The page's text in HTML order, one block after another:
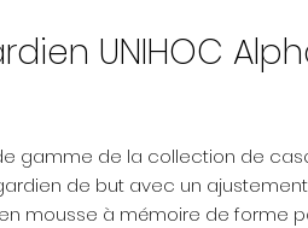
UNIHOC
gamme de la collection de
de but avec un
mousse à mémoire de forme